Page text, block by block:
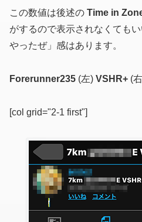
この数値は後述の Time in
がするので表示されなくても
やったぜ」感はあります。
Forerunner235 (左) VSHR+ (
[col grid="2-1 first"]